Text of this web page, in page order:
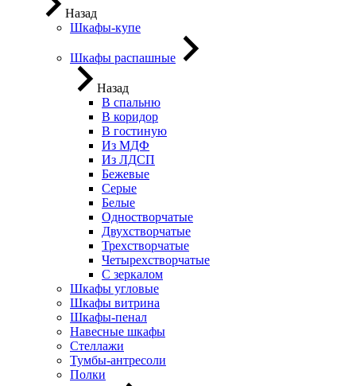
Назад
Шкафы-купе
Шкафы распашные
Назад
В спальню
В коридор
В гостиную
Из МДФ
Из ЛДСП
Бежевые
Серые
Белые
Одностворчатые
Двухстворчатые
Трехстворчатые
Четырехстворчатые
С зеркалом
Шкафы угловые
Шкафы витрина
Шкафы-пенал
Навесные шкафы
Стеллажи
Тумбы-антресоли
Полки